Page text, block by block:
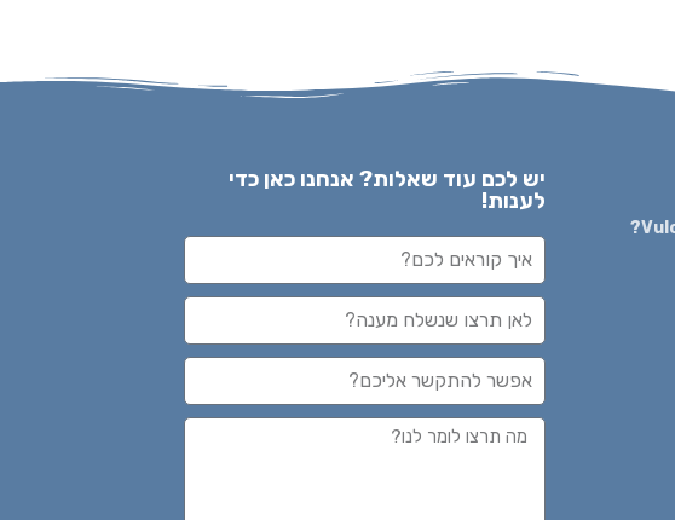
יש לכם עוד שאלות? אנחנו כאן כדי
לענות!